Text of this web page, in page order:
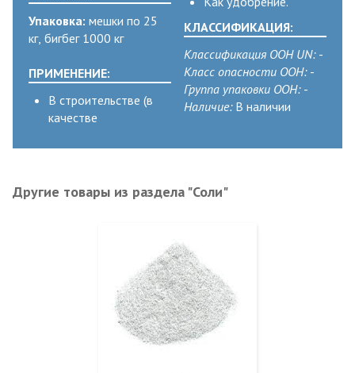
Упаковка: мешки по 25
кг, бигбег 1000 кг
ПРИМЕНЕНИЕ:
В строительстве (в
качестве
КЛАССИФИКАЦИЯ:
Классификация ООН UN:-
Класс опасности ООН:-
Группа упаковки ООН:-
Наличие:В наличии
Другие товары из раздела "Соли"